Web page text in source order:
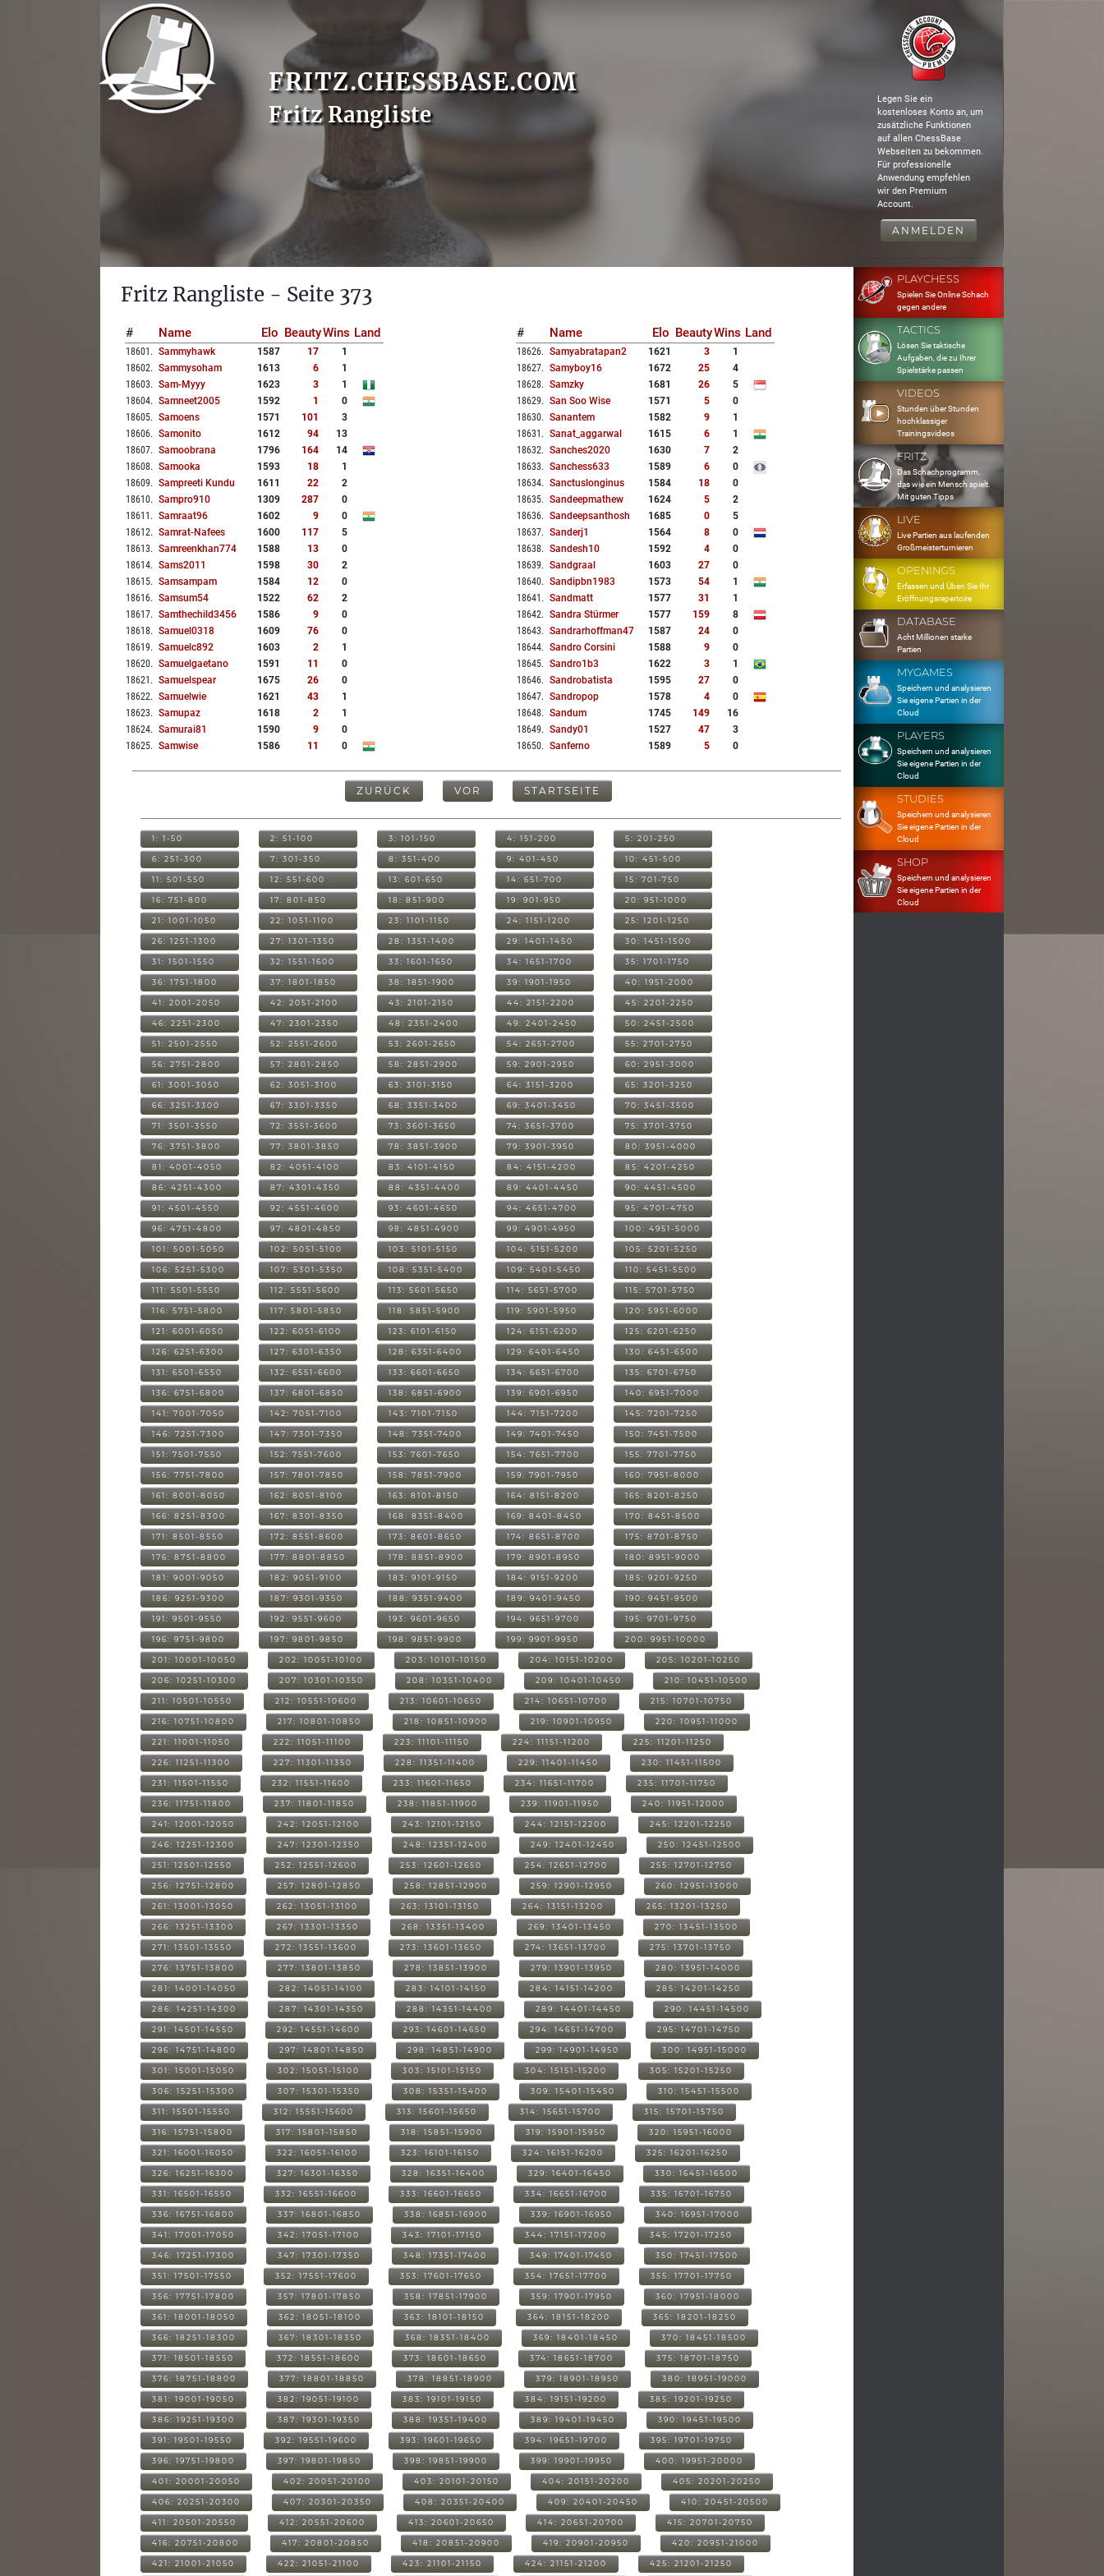
FRITZ.CHESSBASE.COM
Fritz Rangliste
Legen Sie ein
kostenloses Konto an, um
zusätzliche Funktionen
auf allen ChessBase
Webseiten zu bekommen.
Für professionelle
Anwendung empfehlen
wir den Premium
Account.
ANMELDEN
Fritz Rangliste - Seite 373
# Name Elo BeautyWins Land
18601 . Sammyhawk 1587 17
1
18602. Sammysoham 1613 6
1
18603. Sam-Myyy 1623 3
1
18604. Samneet2005 1592 1
0
18605. Samoens 1571 101
3
18606. Samonito 1612 94
13
18607. Samoobrana 1796 164
14
18608. Samooka 1593 18
1
18609. Sampreeti Kundu 1611 22
2
18610. Sampro910 1309 287
0
18611 . Samraat96 1602 9
0
18612. Samrat-Nafees 1600 117
5
18613. Samreenkhan774 1588 13
0
18614. Sams2011 1598 30
2
18615. Samsampam 1584 12
0
18616. Samsum54 1522 62
2
18617. Samthechild3456 1586 9
0
18618. Samuel0318 1609 76
0
18619. Samuelc892 1603 2
1
18620. Samuelgaetano 1591 11
0
18621 . Samuelspear 1675 26
0
18622. Samuelwie 1621 43
1
18623. Samupaz 1618 2
1
18624. Samurai81 1590 9
0
18625. Samwise 1586 11 0
# Name Elo BeautyWins Land
18626. Samyabratapan2 1621 3
1
18627. Samyboy16 1672 25
4
18628. Samzky 1681 26
5
18629. San Soo Wise 1571 5
0
18630. Sanantem 1582 9
1
18631 . Sanat_aggarwal 1615 6
1
18632. Sanches2020 1630 7
2
18633. Sanchess633 1589 6
0
18634. Sanctuslonginus 1584 18
0
18635. Sandeepmathew 1624 5
2
18636. Sandeepsanthosh 1685 0
5
18637. Sanderj1 1564 8
0
18638. Sandesh10 1592 4
0
18639. Sandgraal 1603 27
0
18640. Sandipbn1983 1573 54
1
18641 . Sandmatt 1577 31
1
18642. Sandra Stürmer 1577 159
8
18643. Sandrarhoffman47 1587 24
0
18644. Sandro Corsini 1588 9
0
18645. Sandro1b3 1622 3
1
18646. Sandrobatista 1595 27
0
18647. Sandropop 1578 4
0
18648. Sandum 1745 149
16
18649. Sandy01 1527 47
3
18650. Sanferno 1589 5 0
ZURÜCK VOR STARTSEITE
1: 1-50 2: 51-100 3: 101-150 4: 151-200 5: 201-250
6: 251-300 7: 301-350 8: 351-400 9: 401-450 10: 451-500
11: 501-550 12: 551-600 13: 601-650 14: 651-700 15: 701-750
16: 751-800 17: 801-850 18: 851-900 19: 901-950 20: 951-1000
21: 1001-1050 22: 1051-1100 23: 1101-1150 24: 1151-1200 25: 1201-1250
26: 1251-1300 27: 1301-1350 28: 1351-1400 29: 1401-1450 30: 1451-1500
31: 1501-1550 32: 1551-1600 33: 1601-1650 34: 1651-1700 35: 1701-1750
36: 1751-1800 37: 1801-1850 38: 1851-1900 39: 1901-1950 40: 1951-2000
41: 2001-2050 42: 2051-2100 43: 2101-2150 44: 2151-2200 45: 2201-2250
46: 2251-2300 47: 2301-2350 48: 2351-2400 49: 2401-2450 50: 2451-2500
51: 2501-2550 52: 2551-2600 53: 2601-2650 54: 2651-2700 55: 2701-2750
56: 2751-2800 57: 2801-2850 58: 2851-2900 59: 2901-2950 60: 2951-3000
61: 3001-3050 62: 3051-3100 63: 3101-3150 64: 3151-3200 65: 3201-3250
66: 3251-3300 67: 3301-3350 68: 3351-3400 69: 3401-3450 70: 3451-3500
71: 3501-3550 72: 3551-3600 73: 3601-3650 74: 3651-3700 75: 3701-3750
76: 3751-3800 77: 3801-3850 78: 3851-3900 79: 3901-3950 80: 3951-4000
81: 4001-4050 82: 4051-4100 83: 4101-4150 84: 4151-4200 85: 4201-4250
86: 4251-4300 87: 4301-4350 88: 4351-4400 89: 4401-4450 90: 4451-4500
91: 4501-4550 92: 4551-4600 93: 4601-4650 94: 4651-4700 95: 4701-4750
96: 4751-4800 97: 4801-4850 98: 4851-4900 99: 4901-4950 100: 4951-5000
101: 5001-5050 102: 5051-5100 103: 5101-5150 104: 5151-5200 105: 5201-5250
106: 5251-5300 107: 5301-5350 108: 5351-5400 109: 5401-5450 110: 5451-5500
111: 5501-5550 112: 5551-5600 113: 5601-5650 114: 5651-5700 115: 5701-5750
116: 5751-5800 117: 5801-5850 118: 5851-5900 119: 5901-5950 120: 5951-6000
121: 6001-6050 122: 6051-6100 123: 6101-6150 124: 6151-6200 125: 6201-6250
126: 6251-6300 127: 6301-6350 128: 6351-6400 129: 6401-6450 130: 6451-6500
131: 6501-6550 132: 6551-6600 133: 6601-6650 134: 6651-6700 135: 6701-6750
136: 6751-6800 137: 6801-6850 138: 6851-6900 139: 6901-6950 140: 6951-7000
141: 7001-7050 142: 7051-7100 143: 7101-7150 144: 7151-7200 145: 7201-7250
146: 7251-7300 147: 7301-7350 148: 7351-7400 149: 7401-7450 150: 7451-7500
151: 7501-7550 152: 7551-7600 153: 7601-7650 154: 7651-7700 155: 7701-7750
156: 7751-7800 157: 7801-7850 158: 7851-7900 159: 7901-7950 160: 7951-8000
161: 8001-8050 162: 8051-8100 163: 8101-8150 164: 8151-8200 165: 8201-8250
166: 8251-8300 167: 8301-8350 168: 8351-8400 169: 8401-8450 170: 8451-8500
171: 8501-8550 172: 8551-8600 173: 8601-8650 174: 8651-8700 175: 8701-8750
176: 8751-8800 177: 8801-8850 178: 8851-8900 179: 8901-8950 180: 8951-9000
181: 9001-9050 182: 9051-9100 183: 9101-9150 184: 9151-9200 185: 9201-9250
186: 9251-9300 187: 9301-9350 188: 9351-9400 189: 9401-9450 190: 9451-9500
191: 9501-9550 192: 9551-9600 193: 9601-9650 194: 9651-9700 195: 9701-9750
196: 9751-9800 197: 9801-9850 198: 9851-9900 199: 9901-9950 200: 9951-10000
201: 10001-10050 202: 10051-10100 203: 10101-10150 204: 10151-10200 205: 10201-10250
206: 10251-10300 207: 10301-10350 208: 10351-10400 209: 10401-10450 210: 10451-10500
211: 10501-10550 212: 10551-10600 213: 10601-10650 214: 10651-10700 215: 10701-10750
216: 10751-10800 217: 10801-10850 218: 10851-10900 219: 10901-10950 220: 10951-11000
221: 11001-11050 222: 11051-11100 223: 11101-11150 224: 11151-11200 225: 11201-11250
226: 11251-11300 227: 11301-11350 228: 11351-11400 229: 11401-11450 230: 11451-11500
231: 11501-11550 232: 11551-11600 233: 11601-11650 234: 11651-11700 235: 11701-11750
236: 11751-11800 237: 11801-11850 238: 11851-11900 239: 11901-11950 240: 11951-12000
241: 12001-12050 242: 12051-12100 243: 12101-12150 244: 12151-12200 245: 12201-12250
246: 12251-12300 247: 12301-12350 248: 12351-12400 249: 12401-12450 250: 12451-12500
251: 12501-12550 252: 12551-12600 253: 12601-12650 254: 12651-12700 255: 12701-12750
256: 12751-12800 257: 12801-12850 258: 12851-12900 259: 12901-12950 260: 12951-13000
261: 13001-13050 262: 13051-13100 263: 13101-13150 264: 13151-13200 265: 13201-13250
266: 13251-13300 267: 13301-13350 268: 13351-13400 269: 13401-13450 270: 13451-13500
271: 13501-13550 272: 13551-13600 273: 13601-13650 274: 13651-13700 275: 13701-13750
276: 13751-13800 277: 13801-13850 278: 13851-13900 279: 13901-13950 280: 13951-14000
281: 14001-14050 282: 14051-14100 283: 14101-14150 284: 14151-14200 285: 14201-14250
286: 14251-14300 287: 14301-14350 288: 14351-14400 289: 14401-14450 290: 14451-14500
291: 14501-14550 292: 14551-14600 293: 14601-14650 294: 14651-14700 295: 14701-14750
296: 14751-14800 297: 14801-14850 298: 14851-14900 299: 14901-14950 300: 14951-15000
301: 15001-15050 302: 15051-15100 303: 15101-15150 304: 15151-15200 305: 15201-15250
306: 15251-15300 307: 15301-15350 308: 15351-15400 309: 15401-15450 310: 15451-15500
311: 15501-15550 312: 15551-15600 313: 15601-15650 314: 15651-15700 315: 15701-15750
316: 15751-15800 317: 15801-15850 318: 15851-15900 319: 15901-15950 320: 15951-16000
321: 16001-16050 322: 16051-16100 323: 16101-16150 324: 16151-16200 325: 16201-16250
326: 16251-16300 327: 16301-16350 328: 16351-16400 329: 16401-16450 330: 16451-16500
331: 16501-16550 332: 16551-16600 333: 16601-16650 334: 16651-16700 335: 16701-16750
336: 16751-16800 337: 16801-16850 338: 16851-16900 339: 16901-16950 340: 16951-17000
341: 17001-17050 342: 17051-17100 343: 17101-17150 344: 17151-17200 345: 17201-17250
346: 17251-17300 347: 17301-17350 348: 17351-17400 349: 17401-17450 350: 17451-17500
351: 17501-17550 352: 17551-17600 353: 17601-17650 354: 17651-17700 355: 17701-17750
356: 17751-17800 357: 17801-17850 358: 17851-17900 359: 17901-17950 360: 17951-18000
361: 18001-18050 362: 18051-18100 363: 18101-18150 364: 18151-18200 365: 18201-18250
366: 18251-18300 367: 18301-18350 368: 18351-18400 369: 18401-18450 370: 18451-18500
371: 18501-18550 372: 18551-18600 373: 18601-18650 374: 18651-18700 375: 18701-18750
376: 18751-18800 377: 18801-18850 378: 18851-18900 379: 18901-18950 380: 18951-19000
381: 19001-19050 382: 19051-19100 383: 19101-19150 384: 19151-19200 385: 19201-19250
386: 19251-19300 387: 19301-19350 388: 19351-19400 389: 19401-19450 390: 19451-19500
391: 19501-19550 392: 19551-19600 393: 19601-19650 394: 19651-19700 395: 19701-19750
396: 19751-19800 397: 19801-19850 398: 19851-19900 399: 19901-19950 400: 19951-20000
401: 20001-20050 402: 20051-20100 403: 20101-20150 404: 20151-20200 405: 20201-20250
406: 20251-20300 407: 20301-20350 408: 20351-20400 409: 20401-20450 410: 20451-20500
411: 20501-20550 412: 20551-20600 413: 20601-20650 414: 20651-20700 415: 20701-20750
416: 20751-20800 417: 20801-20850 418: 20851-20900 419: 20901-20950 420: 20951-21000
421: 21001-21050 422: 21051-21100 423: 21101-21150 424: 21151-21200 425: 21201-21250
PLAYCHESS
Spielen Sie Online Schach
gegen andere
TACTICS
Lösen Sie taktische
Aufgaben, die zu Ihrer
Spielstärke passen
VIDEOS
Stunden über Stunden
hochklassiger
Trainingsvideos
FRITZ
Das Schachprogramm,
das wie ein Mensch spielt.
Mit guten Tipps
LIVE
Live Partien aus laufenden
Großmeisterturnieren
OPENINGS
Erfassen und Üben Sie Ihr
Eröffnungsrepertoire
DATABASE
Acht Millionen starke
Partien
MYGAMES
Speichern und analysieren
Sie eigene Partien in der
Cloud
PLAYERS
Speichern und analysieren
Sie eigene Partien in der
Cloud
STUDIES
Speichern und analysieren
Sie eigene Partien in der
Cloud
SHOP
Speichern und analysieren
Sie eigene Partien in der
Cloud